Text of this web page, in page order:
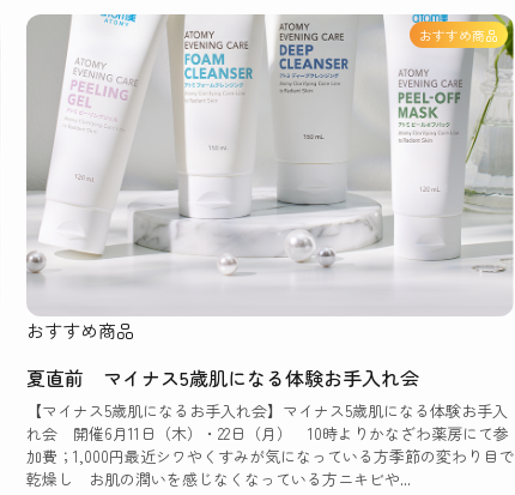
おすすめ商品
おすすめ商品
夏直前 マイナス5歳肌になる体験お手入れ会
【マイナス5歳肌になるお手入れ会】マイナス5歳肌になる体験お手入
れ会 開催6月11日（木）・22日（月） 10時よりかなざわ薬房にて参
加費；1,000円最近シワやくすみが気になっている方季節の変わり目で
乾燥し お肌の潤いを感じなくなっている方ニキビや...